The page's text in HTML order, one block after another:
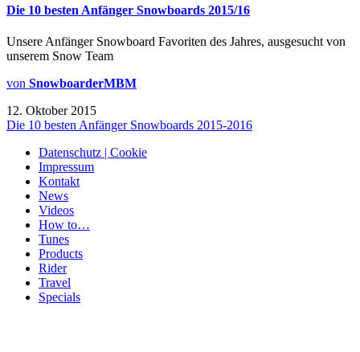
Die 10 besten Anfänger Snowboards 2015/16
Unsere Anfänger Snowboard Favoriten des Jahres, ausgesucht von
unserem Snow Team
von SnowboarderMBM
12. Oktober 2015
Die 10 besten Anfänger Snowboards 2015-2016
Datenschutz | Cookie
Impressum
Kontakt
News
Videos
How to…
Tunes
Products
Rider
Travel
Specials